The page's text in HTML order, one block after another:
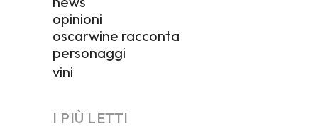
opinioni
oscarwine racconta
personaggi
vini
I PIÙ LETTI